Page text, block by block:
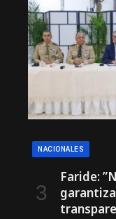
NACIONALES
Faride: